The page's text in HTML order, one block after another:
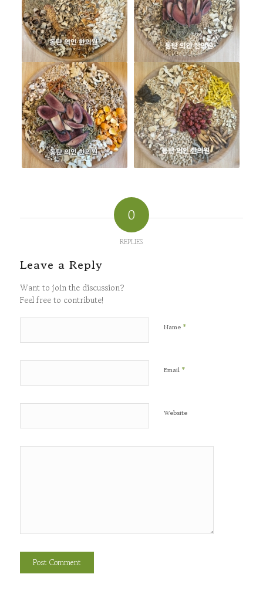
0
REPLIES
Leave a Reply
Want to join the discussion?
Feel free to contribute!
Name *
Email *
Website